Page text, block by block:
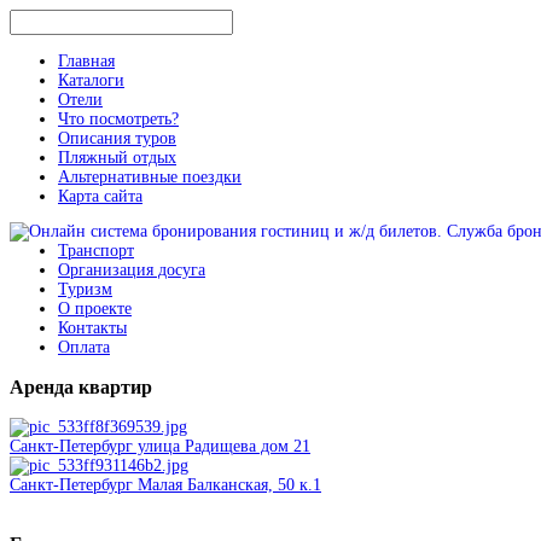
Главная
Каталоги
Отели
Что посмотреть?
Описания туров
Пляжный отдых
Альтернативные поездки
Карта сайта
Транспорт
Организация досуга
Туризм
О проекте
Контакты
Оплата
Аренда квартир
Санкт-Петербург улица Радищева дом 21
Санкт-Петербург Малая Балканская, 50 к.1